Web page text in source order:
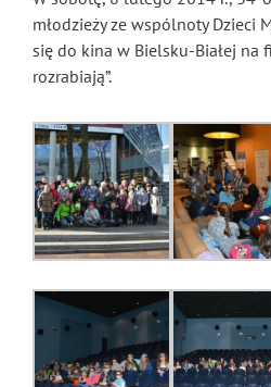
młodzieży ze wspólnoty Dzieci
się do kina w Bielsku-Białej na
rozrabiają”.